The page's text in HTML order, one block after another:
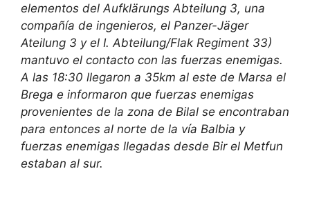
elementos del Aufklärungs Abteilung 3, una
compañía de ingenieros, el Panzer-Jäger
Ateilung 3 y el I. Abteilung/Flak Regiment 33)
mantuvo el contacto con las fuerzas enemigas.
A las 18:30 llegaron a 35km al este de Marsa el
Brega e informaron que fuerzas enemigas
provenientes de la zona de Bilal se encontraban
para entonces al norte de la vía Balbia y
fuerzas enemigas llegadas desde Bir el Metfun
estaban al sur.